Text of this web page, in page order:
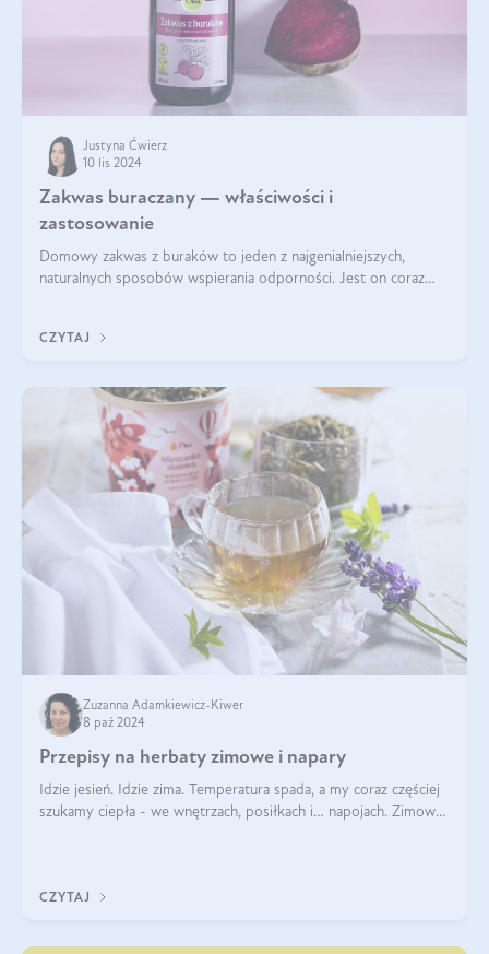
Justyna Ćwierz
10 lis 2024
Zakwas buraczany — właściwości i
zastosowanie
Domowy zakwas z buraków to jeden z najgenialniejszych,
naturalnych sposobów wspierania odporności. Jest on coraz
CZYTAJ
Zuzanna Adamkiewicz-Kiwer
8 paź 2024
Przepisy na herbaty zimowe i napary
Idzie jesień. Idzie zima. Temperatura spada, a my coraz częściej
szukamy ciepła - we wnętrzach, posiłkach i… napojach. Zimowe
CZYTAJ